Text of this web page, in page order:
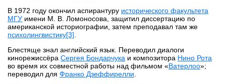
В 1972 году окончил аспирантуру исторического факультета
МГУ имени М. В. Ломоносова, защитил диссертацию по
американской историографии, затем преподавал там же
психолингвистику[3]
Блестяще знал английский язык. Переводил диалоги
кинорежиссёра Сергея Бондарчука и композитора Нино Рота
во время их совместной работы над фильмом «Ватерлоо»;
переводил для Франко Дзеффирелли